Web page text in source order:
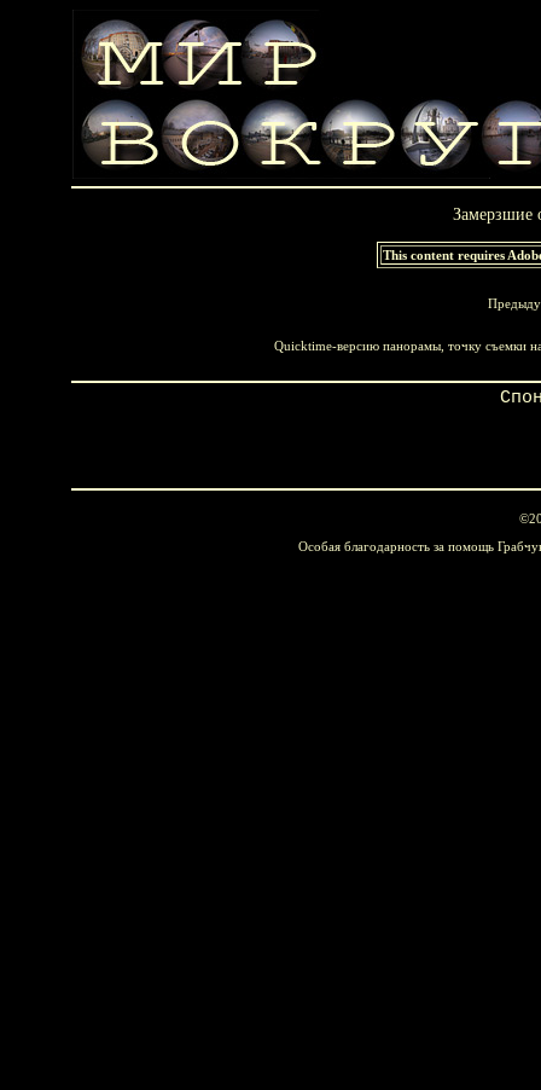
Замерзшие
This content requires
Quicktime-версию панорамы, точку съемки
Особая благодарность за помощь